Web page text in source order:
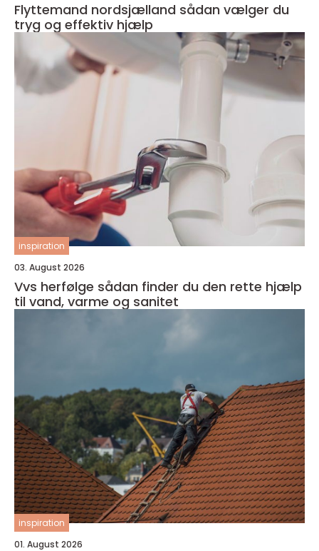
Flyttemand nordsjælland sådan vælger du
tryg og effektiv hjælp
inspiration
03. August 2026
Vvs herfølge sådan finder du den rette hjælp
til vand, varme og sanitet
inspiration
01. August 2026